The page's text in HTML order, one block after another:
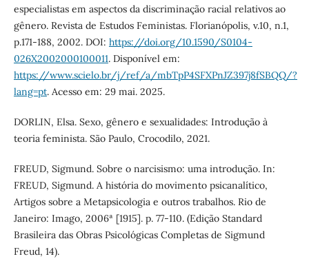
especialistas em aspectos da discriminação racial relativos ao
gênero. Revista de Estudos Feministas. Florianópolis, v.10, n.1,
p.171-188, 2002. DOI: https://doi.org/10.1590/S0104-
026X2002000100011. Disponível em:
https://www.scielo.br/j/ref/a/mbTpP4SFXPnJZ397j8fSBQQ/?
lang=pt. Acesso em: 29 mai. 2025.
DORLIN, Elsa. Sexo, gênero e sexualidades: Introdução à
teoria feminista. São Paulo, Crocodilo, 2021.
FREUD, Sigmund. Sobre o narcisismo: uma introdução. In:
FREUD, Sigmund. A história do movimento psicanalítico,
Artigos sobre a Metapsicologia e outros trabalhos. Rio de
Janeiro: Imago, 2006ª [1915]. p. 77-110. (Edição Standard
Brasileira das Obras Psicológicas Completas de Sigmund
Freud, 14).